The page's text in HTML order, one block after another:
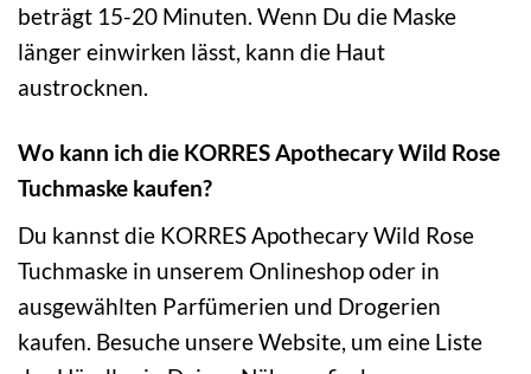
beträgt 15-20 Minuten. Wenn Du die Maske
länger einwirken lässt, kann die Haut
austrocknen.
Wo kann ich die KORRES Apothecary Wild Rose
Tuchmaske kaufen?
Du kannst die KORRES Apothecary Wild Rose
Tuchmaske in unserem Onlineshop oder in
ausgewählten Parfümerien und Drogerien
kaufen. Besuche unsere Website, um eine Liste